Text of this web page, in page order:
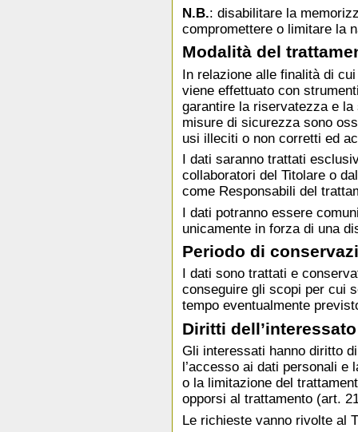
N.B.: disabilitare la
compromettere o limitare la
Modalità del
In relazione alle finalità di
viene effettuato con
garantire la riservatezza e
misure di sicurezza sono
usi illeciti o non corretti ed
I dati saranno trattati
collaboratori del Titolare o
come Responsabili del
I dati potranno essere
unicamente in forza di una
Periodo di
I dati sono trattati e
conseguire gli scopi per cui
tempo eventualmente
Diritti dell’interessato
Gli interessati hanno diritto
l’accesso ai dati personali
o la limitazione del
opporsi al trattamento (art.
Le richieste vanno rivolte al